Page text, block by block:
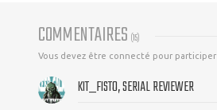
COMMENTAIRES (15)
Vous devez être connecté pour participer
KIT_FISTO, SERIAL REVIEWER